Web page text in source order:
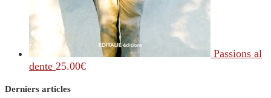
Passions al
dente 25.00€
Derniers articles